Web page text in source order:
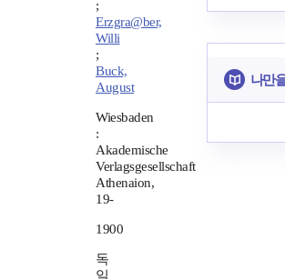
;
Erzgra@ber,
Willi
;
Buck,
August
Wiesbaden
:
Akademische
Verlagsgesellschaft
Athenaion,
19-
1900
독
일
나만